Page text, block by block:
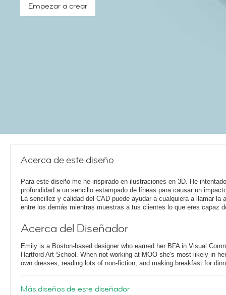
Empezar a crear
Acerca de este diseño
Para este diseño me he inspirado en ilustraciones en 3D. He
profundidad a un sencillo estampado de líneas para causar un
La sencillez y calidad del CAD puede ayudar a cualquiera a llamar la
entre los demás mientras muestras a tus clientes lo que eres capaz
Acerca del Diseñador
Emily is a Boston-based designer who earned her BFA in Visual
Hartford Art School. When not working at MOO she's most likely in
own dresses, reading lots of non-fiction, and making breakfast for
Más diseños de este diseñador